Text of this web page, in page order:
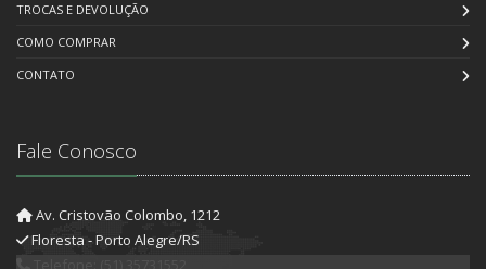
TROCAS E DEVOLUÇÃO
COMO COMPRAR
CONTATO
Fale Conosco
Av. Cristovão Colombo, 1212
Floresta - Porto Alegre/RS